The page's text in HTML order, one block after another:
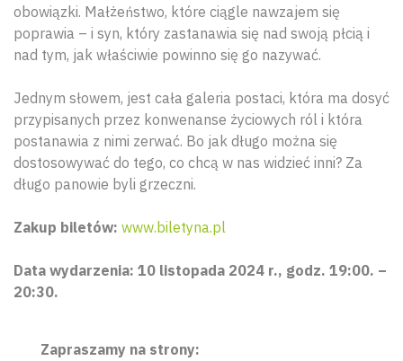
obowiązki. Małżeństwo, które ciągle nawzajem się
poprawia – i syn, który zastanawia się nad swoją płcią i
nad tym, jak właściwie powinno się go nazywać.
Jednym słowem, jest cała galeria postaci, która ma dosyć
przypisanych przez konwenanse życiowych ról i która
postanawia z nimi zerwać. Bo jak długo można się
dostosowywać do tego, co chcą w nas widzieć inni? Za
długo panowie byli grzeczni.
Zakup biletów: www.biletyna.pl
Data wydarzenia: 10 listopada 2024 r., godz. 19:00. –
20:30.
Zapraszamy na strony: